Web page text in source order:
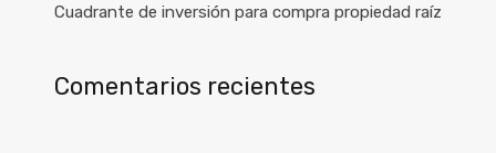
Cuadrante de inversión para compra propiedad raíz
Comentarios recientes